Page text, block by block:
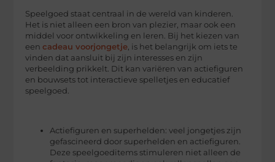
Speelgoed staat centraal in de wereld van kinderen.
Het is niet alleen een bron van plezier, maar ook een
middel voor ontwikkeling en leren. Bij het kiezen van
eencadeau voorjongetje, is het belangrijk om iets te
vinden dat aansluit bij zijn interesses en zijn
verbeelding prikkelt. Dit kan variëren van actiefiguren
en bouwsets tot interactieve spelletjes en educatief
speelgoed.
Actiefiguren en superhelden: veel jongetjes zijn
gefascineerd door superhelden en actiefiguren.
Deze speelgoeditems stimuleren niet alleen de